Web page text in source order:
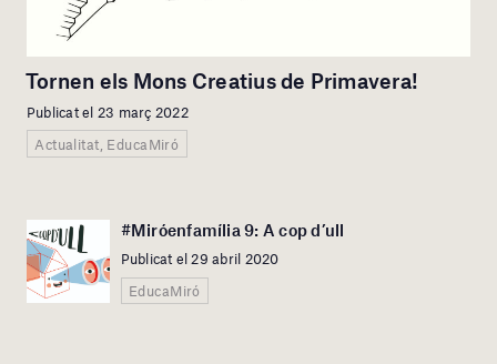
Tornen els Mons Creatius de Primavera!
Publicat el 23 març 2022
Actualitat, EducaMiró
#Miróenfamília 9: A cop d’ull
Publicat el 29 abril 2020
EducaMiró